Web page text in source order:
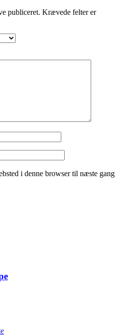
publiceret. Krævede felter er
i denne browser til næste gang